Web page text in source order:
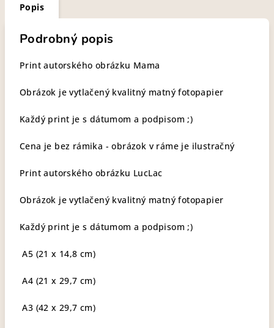
Popis
Podrobný popis
Print autorského obrázku Mama
Obrázok je vytlačený kvalitný matný fotopapier
Každý print je s dátumom a podpisom ;)
Cena je bez rámika - obrázok v ráme je ilustračný
Print autorského obrázku LucLac
Obrázok je vytlačený kvalitný matný fotopapier
Každý print je s dátumom a podpisom ;)
A5 (21 x 14,8 cm)
A4 (21 x 29,7 cm)
A3 (42 x 29,7 cm)